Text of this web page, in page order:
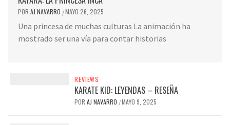
POR AJ NAVARRO /MAYO 26, 2025
Una princesa de muchas culturas La animación ha
mostrado ser una vía para contar historias
REVIEWS
KARATE KID: LEYENDAS – RESEÑA
POR AJ NAVARRO /MAYO 9, 2025